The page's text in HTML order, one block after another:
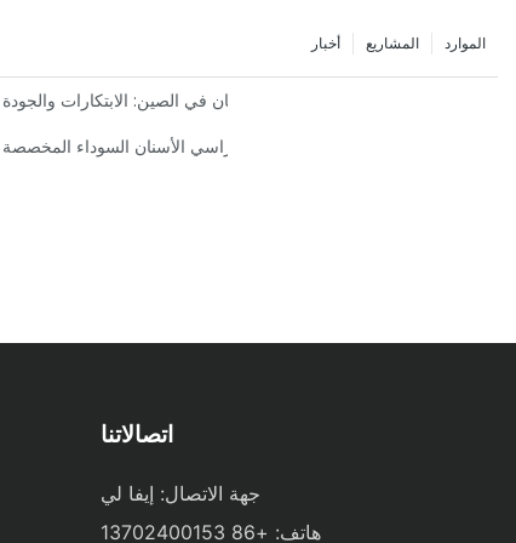
الموارد المشاريع أخبار
أفضل شركات تصنيع كراسي طب الأسنان في الصين: الابتكارات والجودة
الأسنان النهائية: نظرة فاحصة على كراسي الأسنان السوداء المخصصة
اتصالاتنا
جهة الاتصال: إيفا لي
هاتف: +86 13702400153